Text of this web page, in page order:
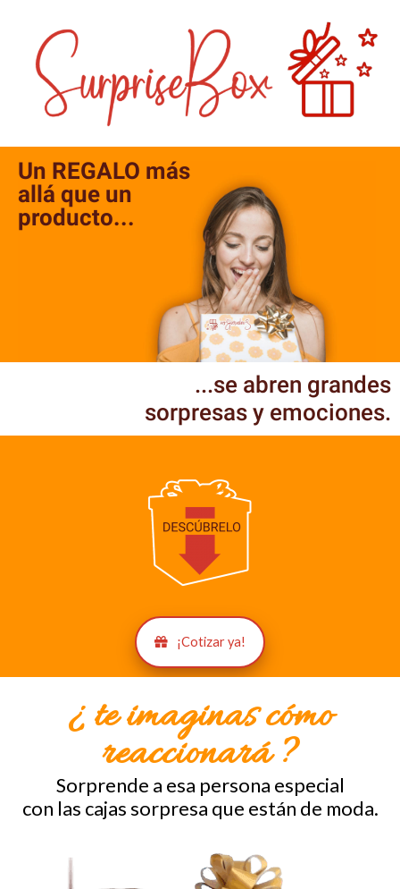
Un REGALO más
allá que un
producto...
...se abren grandes
sorpresas y emociones.
¡Cotizar ya!
¿ te imaginas cómo
reaccionará ?
Sorprende a esa persona especial
con las cajas sorpresa que están de moda.